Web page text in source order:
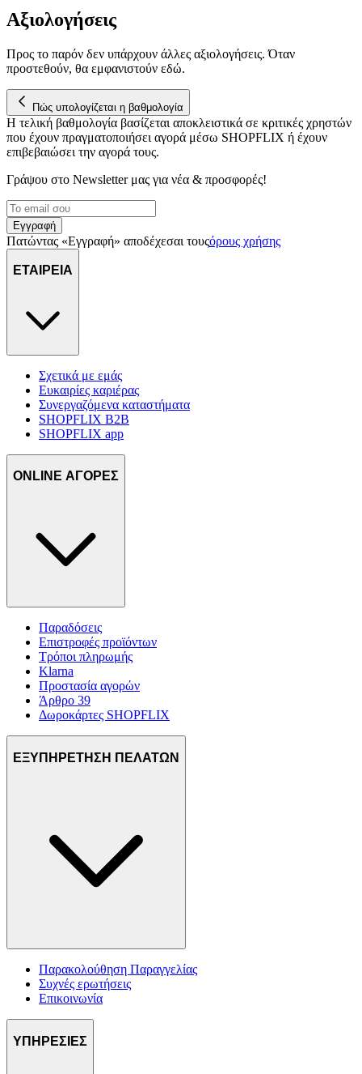
Αξιολογήσεις
Προς το παρόν δεν υπάρχουν άλλες αξιολογήσεις. Όταν
προστεθούν, θα εμφανιστούν εδώ.
Πώς υπολογίζεται η βαθμολογία
Η τελική βαθμολογία βασίζεται αποκλειστικά σε κριτικές χρηστών
που έχουν πραγματοποιήσει αγορά μέσω SHOPFLIX ή έχουν
επιβεβαιώσει την αγορά τους.
Γράψου στο Νewsletter μας για νέα & προσφορές!
Εγγραφή
Πατώντας «Εγγραφή» αποδέχεσαι τουςόρους χρήσης
ΕΤΑΙΡΕΙΑ
Σχετικά με εμάς
Ευκαιρίες καριέρας
Συνεργαζόμενα καταστήματα
SHOPFLIX B2B
SHOPFLIX app
ONLINE ΑΓΟΡΕΣ
Παραδόσεις
Επιστροφές προϊόντων
Τρόποι πληρωμής
Klarna
Προστασία αγορών
Άρθρο 39
Δωροκάρτες SHOPFLIX
ΕΞΥΠΗΡΕΤΗΣΗ ΠΕΛΑΤΩΝ
Παρακολούθηση Παραγγελίας
Συχνές ερωτήσεις
Επικοινωνία
ΥΠΗΡΕΣΙΕΣ